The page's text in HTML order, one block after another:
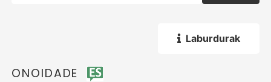
Laburdurak
ONOIDADE